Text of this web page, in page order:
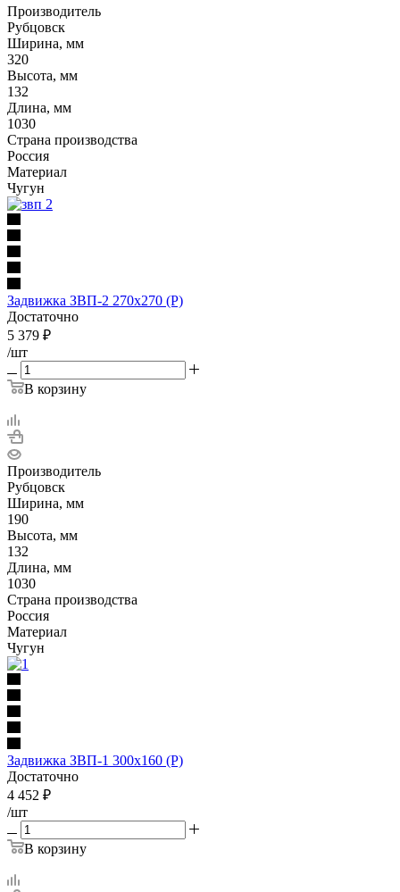
Производитель
Рубцовск
Ширина, мм
320
Высота, мм
132
Длина, мм
1030
Страна производства
Россия
Материал
Чугун
Задвижка ЗВП-2 270х270 (Р)
Достаточно
5 379 ₽
/шт
В корзину
Производитель
Рубцовск
Ширина, мм
190
Высота, мм
132
Длина, мм
1030
Страна производства
Россия
Материал
Чугун
Задвижка ЗВП-1 300х160 (Р)
Достаточно
4 452 ₽
/шт
В корзину